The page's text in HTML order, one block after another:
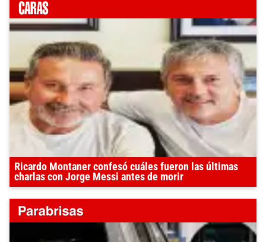
Ricardo Montaner confesó cuáles fueron las últimas
charlas con Jorge Messi antes de morir